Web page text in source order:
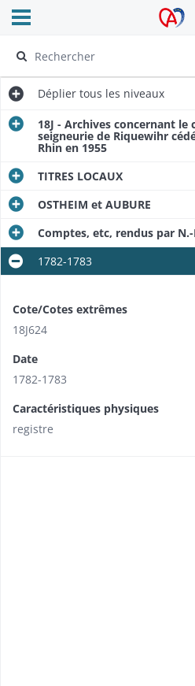
Archives
Ouvrir le menu déroulant
Déplier tous les niveaux
18J - Archives concernant
seigneurie de Riquewihr
Rhin en 1955
TITRES LOCAUX
OSTHEIM et AUBURE
Comptes, etc, rendus par
1782-1783
Cote/Cotes extrêmes
18J624
Date
1782-1783
Caractéristiques physiques
registre